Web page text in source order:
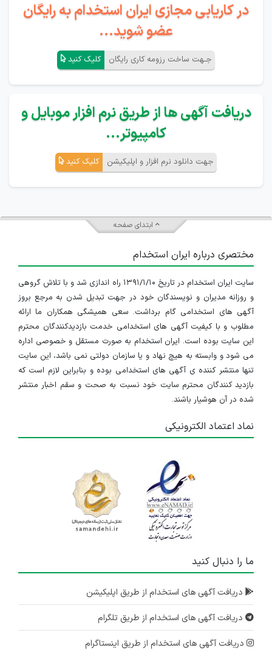
در کاریابی مجازی ایران استخدام به رایگان
عضو شوید...
جـهت ساخت رزومه کاری رایگان کلیک کنید
دریافت آگهی ها از طریق نرم افزار موبایل و
کامپیوتر...
جهت دانلود نرم افزار و اپلیکیشن کلیک کنید
ابتدای صفحه
مختصری درباره ایران استخدام
سایت ایران استخدام در تاریخ ۱۳۹۱/۱/۱۰ راه اندازی شد و با تلاش گروهی
و روزانه مدیران و نویسندگان خود در جهت تبدیل شدن به مرجع بروز
آگهی های استخدامی گام برداشت. سعی همیشگی همکاران ما ارائه
مطلوب و با کیفیت آگهی های استخدامی خدمت بازدیدکنندگان محترم
این سایت بوده است. ایران استخدام به صورت مستقل و خصوصی اداره
می شود و وابسته به هیچ نهاد و یا سازمان دولتی نمی باشد، این سایت
تنها منتشر کننده ی آگهی های استخدامی بوده و بنابراین لازم است که
بازدید کنندگان محترم سایت خود نسبت به صحت و سقم اخبار منتشر
شده در آن هوشیار باشند.
نماد اعتماد الکترونیکی
ما را دنبال کنید
دریافت آگهی های استخدام از طریق اپلیکیشن
دریافت آگهی های استخدام از طریق تلگرام
دریافت آگهی های استخدام از طریق اینستاگرام